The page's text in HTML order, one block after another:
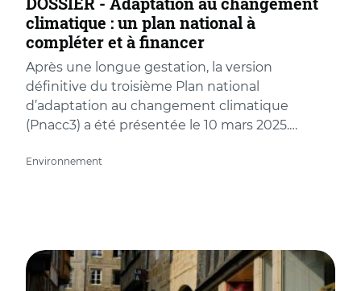
climatique : un plan national à
compléter et à financer
Après une longue gestation, la version
définitive du troisième Plan national
d’adaptation au changement climatique
(Pnacc3) a été présentée le 10 mars 2025.…
Environnement